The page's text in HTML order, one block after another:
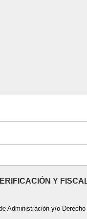
Y
Administración y/o